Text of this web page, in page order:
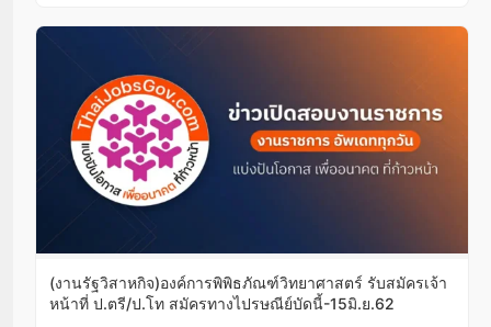
(งานรัฐวิสาหกิจ)องค์การพิพิธภัณฑ์วิทยาศาสตร์ รับสมัครเจ้า
หน้าที่ ป.ตรี/ป.โท สมัครทางไปรษณีย์บัดนี้-15มิ.ย.62